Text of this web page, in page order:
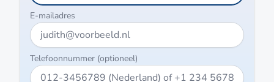
E-mailadres
Telefoonnummer (optioneel)